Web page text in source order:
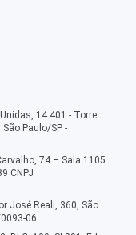
14.401 - Torre
Paulo/SP -
74 – Sala 1105
CNPJ
José Reali, 360, São
06